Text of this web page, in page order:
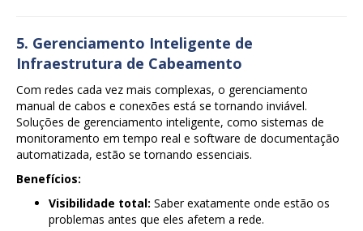
5. Gerenciamento Inteligente de
Infraestrutura de Cabeamento
Com redes cada vez mais complexas, o gerenciamento
manual de cabos e conexões está se tornando inviável.
Soluções de gerenciamento inteligente, como sistemas de
monitoramento em tempo real e software de documentação
automatizada, estão se tornando essenciais.
Benefícios:
Visibilidade total: Saber exatamente onde estão os
problemas antes que eles afetem a rede.